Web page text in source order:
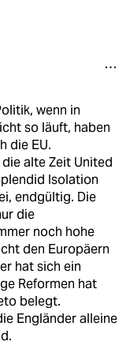
wenn in
so läuft, haben
die EU.
alte Zeit United
Isolation
endgültig. Die
die
noch hohe
den Europäern
hat sich ein
Reformen hat
belegt.
Engländer alleine